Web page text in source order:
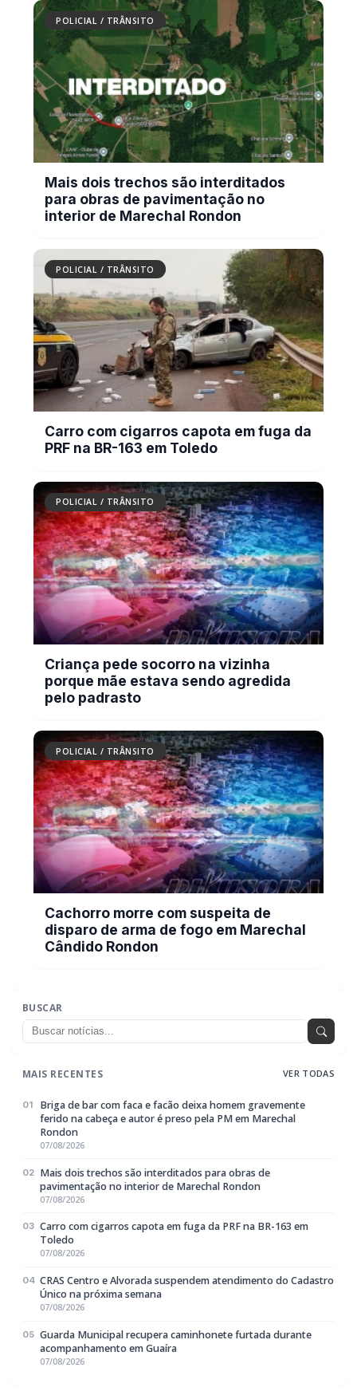
POLICIAL / TRÂNSITO
Mais dois trechos são interditados
para obras de pavimentação no
interior de Marechal Rondon
POLICIAL / TRÂNSITO
Carro com cigarros capota em fuga da
PRF na BR-163 em Toledo
POLICIAL / TRÂNSITO
Criança pede socorro na vizinha
porque mãe estava sendo agredida
pelo padrasto
POLICIAL / TRÂNSITO
Cachorro morre com suspeita de
disparo de arma de fogo em Marechal
Cândido Rondon
BUSCAR
MAIS RECENTES VER TODAS
01
Briga de bar com faca e facão deixa homem gravemente
ferido na cabeça e autor é preso pela PM em Marechal
Rondon
07/08/2026
02 Mais dois trechos são interditados para obras de
pavimentação no interior de Marechal Rondon
07/08/2026
03 Carro com cigarros capota em fuga da PRF na BR-163 em
Toledo
07/08/2026
04 CRAS Centro e Alvorada suspendem atendimento do Cadastro
Único na próxima semana
07/08/2026
05 Guarda Municipal recupera caminhonete furtada durante
acompanhamento em Guaíra
07/08/2026